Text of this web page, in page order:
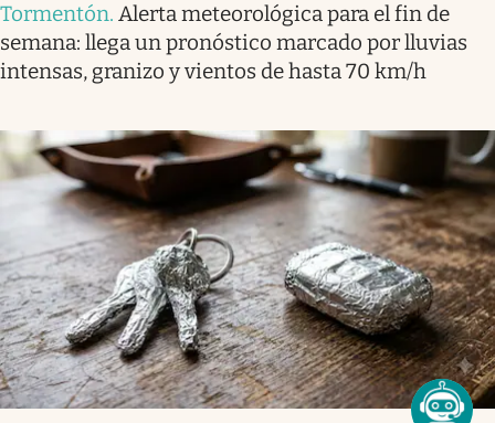
Tormentón. Alerta meteorológica para el fin de
semana: llega un pronóstico marcado por lluvias
intensas, granizo y vientos de hasta 70 km/h